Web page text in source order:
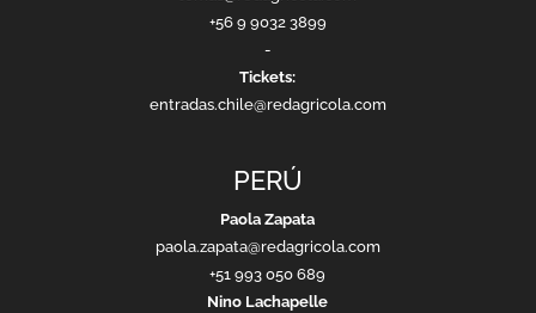
+56 9 9032 3899
-
Tickets:
entradas.chile@redagricola.com
PERÚ
Paola Zapata
paola.zapata@redagricola.com
+51 993 050 689
Nino Lachapelle